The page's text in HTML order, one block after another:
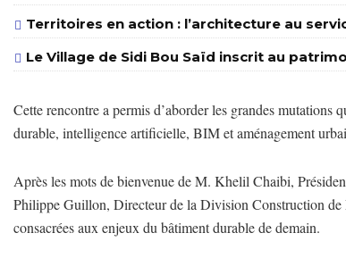
Territoires en action : l’architecture au
Le Village de Sidi Bou Saïd inscrit au
Cette rencontre a permis d’aborder les grandes
durable, intelligence artificielle, BIM et aménagement
Après les mots de bienvenue de M. Khelil Chaibi,
Philippe Guillon, Directeur de la Division Construction de
consacrées aux enjeux du bâtiment durable de demain.